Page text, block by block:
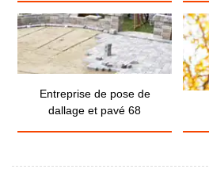
Entreprise de pose de
dallage et pavé 68